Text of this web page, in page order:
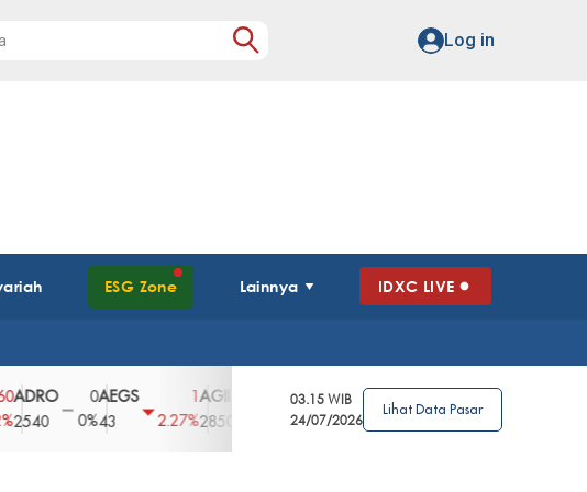
Log in
ESG Zone Lainnya IDXC LIVE
0
0%
AEGS
2.27% 2850
100
3.39%
AGRO
4
2.63%
AGRS
62
0%
03.15 WIB
24/07/2026
Lihat Data Pasar